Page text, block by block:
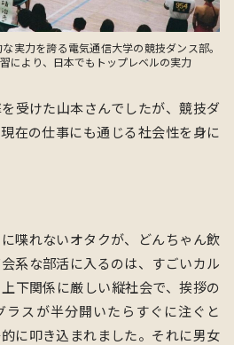
実力を誇る電気通信大学の競技ダンス部。
により、日本でもトップレベルの実力
受けた山本さんでしたが、競技ダ
在の仕事にも通じる社会性を身に
に喋れないオタクが、どんちゃん飲
系な部活に入るのは、すごいカル
下関係に厳しい縦社会で、挨拶の
スが半分開いたらすぐに注ぐと
に叩き込まれました。それに男女